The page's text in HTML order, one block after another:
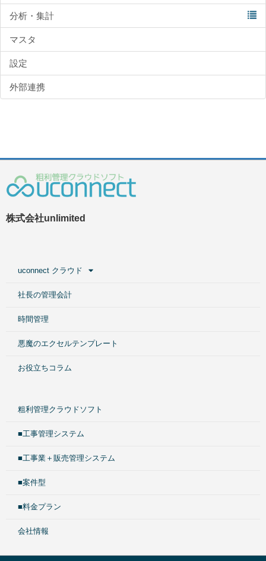
分析・集計
マスタ
設定
外部連携
株式会社unlimited
uconnect クラウド
社長の管理会計
時間管理
悪魔のエクセルテンプレート
お役立ちコラム
粗利管理クラウドソフト
■工事管理システム
■工事業＋販売管理システム
■案件型
■料金プラン
会社情報